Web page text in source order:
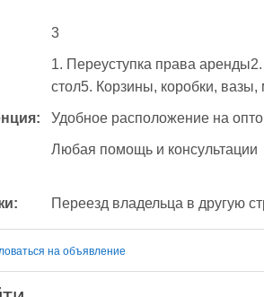
3
1. Переуступка права
стол5. Корзины, коробки,
Удобное расположение на
Любая помощь и консультации
Переезд владельца в другую
на объявление